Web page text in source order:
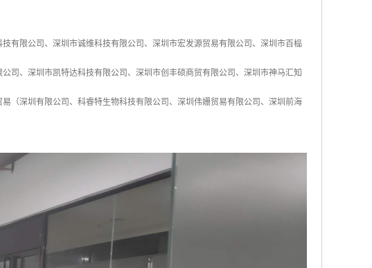
有限公司、深圳市诚维科技有限公司、深圳市宏发源贸易有限公司、深圳市百榀
司、深圳市凯特达科技有限公司、深圳市创丰硕商贸有限公司、深圳市神马汇知
（深圳有限公司、科睿特生物科技有限公司、深圳伟姗贸易有限公司、深圳前海